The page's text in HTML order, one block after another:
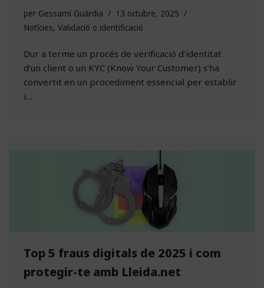
per Gessamí Guàrdia
13 octubre, 2025
Notícies, Validació o identificació
Dur a terme un procés de verificació d’identitat
d’un client o un KYC (Know Your Customer) s’ha
convertit en un procediment essencial per establir
i…
Top 5 fraus digitals de 2025 i com
protegir-te amb Lleida.net